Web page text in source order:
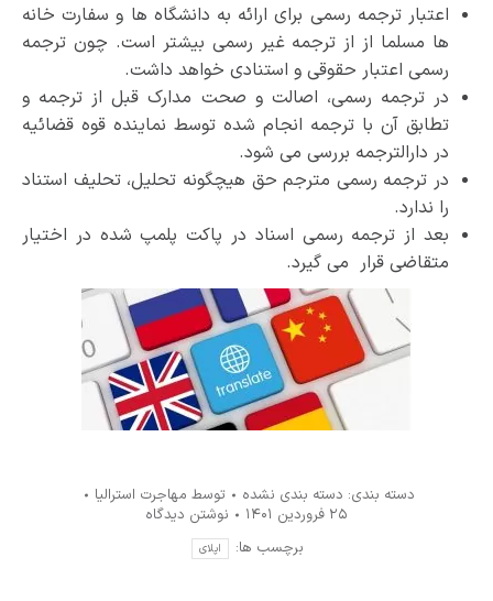
اعتبار ترجمه رسمی برای ارائه به دانشگاه ها و سفارت خانه
ها مسلما از از ترجمه غیر رسمی بیشتر است. چون ترجمه
رسمی اعتبار حقوقی و استنادی خواهد داشت.
در ترجمه رسمی، اصالت و صحت مدارک قبل از ترجمه و
تطابق آن با ترجمه انجام شده توسط نماینده قوه قضائیه
در دارالترجمه بررسی می شود.
در ترجمه رسمی مترجم حق هیچگونه تحلیل، تحلیف استناد
را ندارد.
بعد از ترجمه رسمی اسناد در پاکت پلمپ شده در اختیار
متقاضی قرار می گیرد.
دسته بندی: دسته بندی نشده توسط مهاجرت استرالیا
۲۵ فروردین ۱۴۰۱
نوشتن دیدگاه
برچسب ها:
اپلای